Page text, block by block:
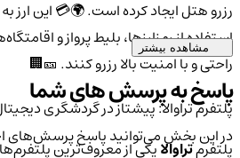
رزرو هتل ایجاد کرده است. 🌍💳 این ارز به
استفاده از رمزارزها، بلیط پرواز و
راحتی و با امنیت بالا رزرو کنند. 🎫🏢
پلتفرم تراوالا: پیشتاز در گردشگری
پلتفرمتراوالایکی از معروف‌ترین
مشاهده بیشتر
پاسخ به پرسش های شما
در این بخش می‌توانید پاسخ پرسش‌های